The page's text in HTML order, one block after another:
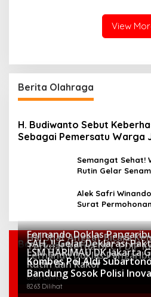
View
Berita Olahraga
H. Budiwanto Sebut
Sebagai Pemersatu Warga
Semangat Sehat!
Rutin Gelar
Alek Safri
Surat
Klaim Sepihak
Berita Terpopuler
Hal Shaf Angkat Bicara
13706 Dilihat
Fernando Doklas
Terkuat Ketua DPC PDIP
Mendatang
13605 Dilihat
SAH..!! Gelar Deklarasi
Fernando Doklas
Berpeluang Kuat Jadi
Karawang 2025-2030
11019 Dilihat
LSM HARIMAU DK Jakarta
Rutin dan Rakor
8569 Dilihat
Kombes Pol Aldi
Bandung Sosok Polisi
8263 Dilihat